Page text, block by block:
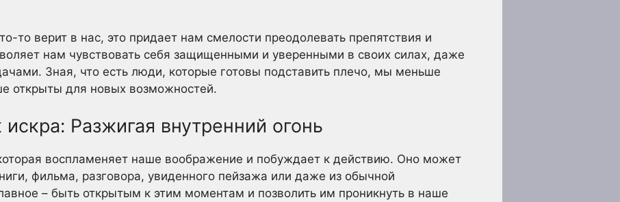
то верит в нас, это придает нам смелости преодолевать препятствия и
нам чувствовать себя защищенными и уверенными в своих силах, даже
Зная, что есть люди, которые готовы подставить плечо, мы меньше
открыты для новых возможностей.
Разжигая внутренний огонь
воспламеняет наше воображение и побуждает к действию. Оно может
фильма, разговора, увиденного пейзажа или даже из обычной
– быть открытым к этим моментам и позволить им проникнуть в наше